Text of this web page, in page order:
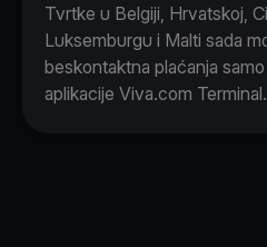
Tvrtke u Belgiji, Hrvatskoj,
Luksemburgu i Malti sada
beskontaktna plaćanja
aplikacije Viva.com Terminal.